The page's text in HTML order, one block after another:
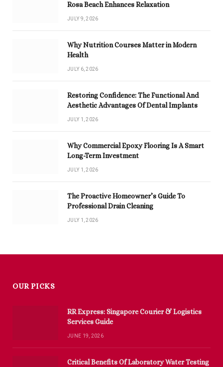
Rosa Beach Enhances Relaxation
JULY 9, 2026
Why Nutrition Courses Matter in Modern
Health
JULY 6, 2026
Restoring Confidence: The Functional And
Aesthetic Advantages Of Dental Implants
JULY 1, 2026
Why Commercial Epoxy Flooring Is A Smart
Long-Term Investment
JULY 1, 2026
The Proactive Homeowner’s Guide To
Professional Drain Cleaning
JULY 1, 2026
OUR PICKS
RR Express: Singapore Courier & Logistics
Services Guide
JUNE 19, 2026
Critical Benefits Of Laboratory Water Testing